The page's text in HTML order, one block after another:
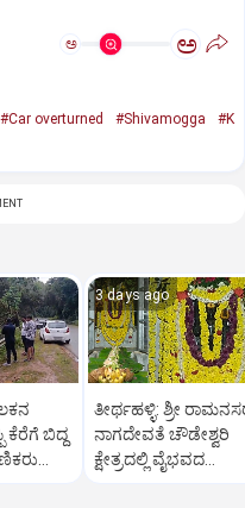
ಅ ಅ
#Car overturned #Shivamogga
#K
ಕೆರೆಗೆ ಬಿದ್ದ
3 days ago
ತೀರ್ಥಹಳ್ಳಿ: ಶ್ರೀ
ನಾಗದೇವತೆ ಚೌಡೇಶ್ವರಿ
ಕ್ಷೇತ್ರದಲ್ಲಿ ವೈಭವದ